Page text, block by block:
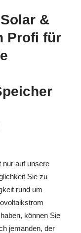
&
Profi für
nur auf unsere
Sie zu
rund um
können Sie
jemanden, der